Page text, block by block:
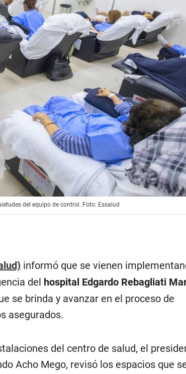
del equipo de control. Foto: Essalud
informó que se vienen
del hospital Edgardo Rebagliati
se brinda y avanzar en el proceso de
asegurados.
del centro de salud, el
Acho Mego, revisó los espacios que